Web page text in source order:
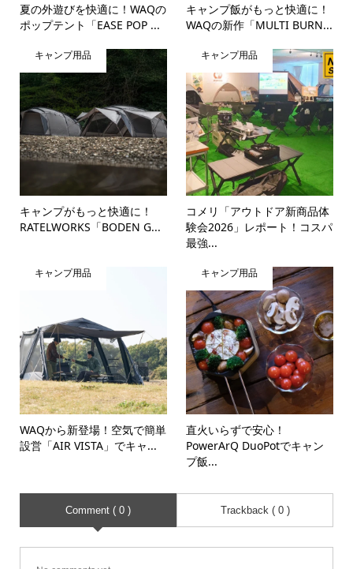
夏の外遊びを快適に！WAQの
ポップテント「EASE POP ...
キャンプ飯がもっと快適に！
WAQの新作「MULTI BURN...
キャンプ用品
キャンプがもっと快適に！
RATELWORKS「BODEN G...
キャンプ用品
コメリ「アウトドア新商品体
験会2026」レポート！コスパ
最強...
キャンプ用品
WAQから新登場！空気で簡単
設営「AIR VISTA」でキャ...
キャンプ用品
直火いらずで安心！
PowerArQ DuoPotでキャン
プ飯...
Comment ( 0 ) Trackback ( 0 )